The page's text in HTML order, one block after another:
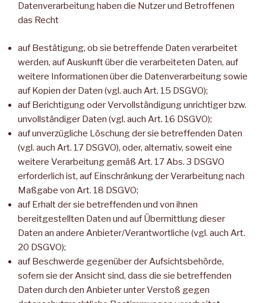
Datenverarbeitung haben die Nutzer und Betroffenen
das Recht
auf Bestätigung, ob sie betreffende Daten verarbeitet
werden, auf Auskunft über die verarbeiteten Daten, auf
weitere Informationen über die Datenverarbeitung sowie
auf Kopien der Daten (vgl. auch Art. 15 DSGVO);
auf Berichtigung oder Vervollständigung unrichtiger bzw.
unvollständiger Daten (vgl. auch Art. 16 DSGVO);
auf unverzügliche Löschung der sie betreffenden Daten
(vgl. auch Art. 17 DSGVO), oder, alternativ, soweit eine
weitere Verarbeitung gemäß Art. 17 Abs. 3 DSGVO
erforderlich ist, auf Einschränkung der Verarbeitung nach
Maßgabe von Art. 18 DSGVO;
auf Erhalt der sie betreffenden und von ihnen
bereitgestellten Daten und auf Übermittlung dieser
Daten an andere Anbieter/Verantwortliche (vgl. auch Art.
20 DSGVO);
auf Beschwerde gegenüber der Aufsichtsbehörde,
sofern sie der Ansicht sind, dass die sie betreffenden
Daten durch den Anbieter unter Verstoß gegen